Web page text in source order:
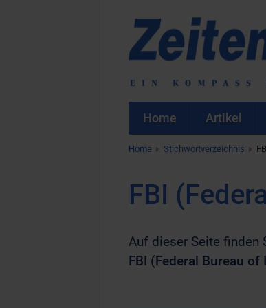
Home Artikel
Home Stichwortverzeichnis
FBI
Auf dieser Seite finden
FBI (Federal Bureau